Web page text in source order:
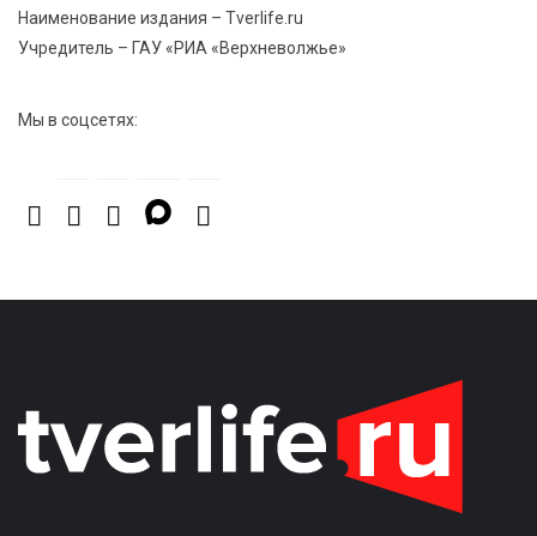
Наименование издания – Tverlife.ru
Учредитель – ГАУ «РИА «Верхневолжье»
Мы в соцсетях: